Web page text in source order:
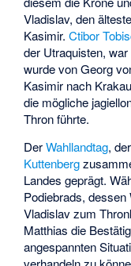
Vladislav, den
Kasimir.Ctibor
der Utraquisten,
wurde von Georg
Kasimir nach
die mögliche
Thron führte.
DerWahllandtag,
Kuttenberg
Landes geprägt.
Podiebrads, dessen
Vladislav zum
Matthias die
angespannten